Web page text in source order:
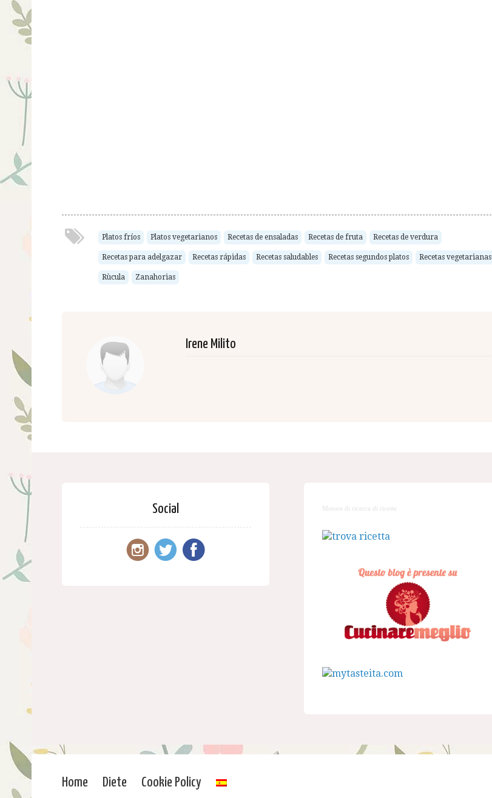
Platos fríos Platos vegetarianos Recetas de ensaladas Recetas de fruta Recetas de verdura
Recetas para adelgazar Recetas rápidas Recetas saludables Recetas segundos platos Recetas vegetarianas
Rùcula Zanahorias
Irene Milito
Social Motore di ricerca di ricette
Home Diete Cookie Policy